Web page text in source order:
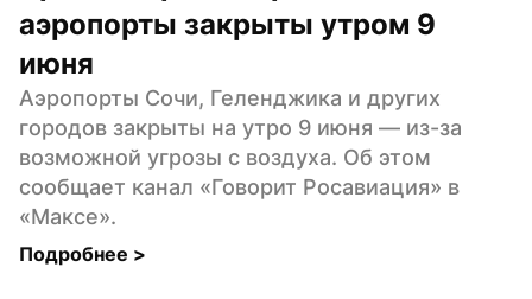
аэропорты закрыты утром 9
июня
Аэропорты Сочи, Геленджика и других
городов закрыты на утро 9 июня — из-за
возможной угрозы с воздуха. Об этом
сообщает канал «Говорит Росавиация» в
«Максе».
Подробнее >